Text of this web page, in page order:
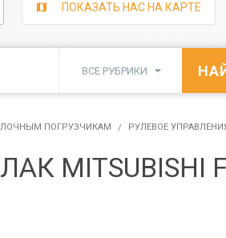
ПОКАЗАТЬ НАС НА КАРТЕ
ВСЕ РУБРИКИ 
ПОГРУЗЧИКАМ РУЛЕВОЕ
MITSUBISHI